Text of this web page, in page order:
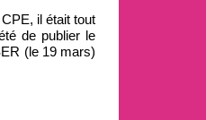
il était tout
de publier le
(le 19 mars)